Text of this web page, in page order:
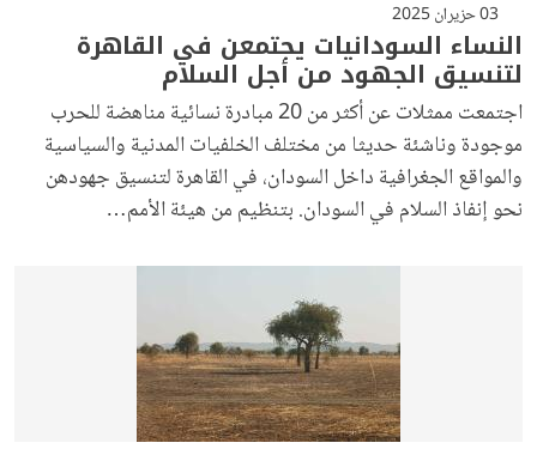
03 حزيران 2025
النساء السودانيات يجتمعن في القاهرة
لتنسيق الجهود من أجل السلام
اجتمعت ممثلات عن أكثر من 20 مبادرة نسائية مناهضة للحرب
موجودة وناشئة حديثا من مختلف الخلفيات المدنية والسياسية
والمواقع الجغرافية داخل السودان، في القاهرة لتنسيق جهودهن
نحو إنفاذ السلام في السودان. بتنظيم من هيئة الأمم…